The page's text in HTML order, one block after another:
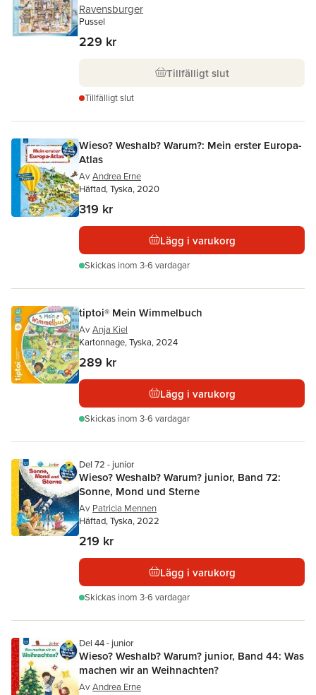
Ravensburger
Pussel
229 kr
Tillfälligt slut
Tillfälligt slut
Wieso? Weshalb? Warum?: Mein erster Europa-
Atlas
Av Andrea Erne
Häftad, Tyska, 2020
319 kr
Lägg i varukorg
Skickas inom 3-6 vardagar
tiptoi® Mein Wimmelbuch
Av Anja Kiel
Kartonnage, Tyska, 2024
289 kr
Lägg i varukorg
Skickas inom 3-6 vardagar
Del 72 - junior
Wieso? Weshalb? Warum? junior, Band 72:
Sonne, Mond und Sterne
Av Patricia Mennen
Häftad, Tyska, 2022
219 kr
Lägg i varukorg
Skickas inom 3-6 vardagar
Del 44 - junior
Wieso? Weshalb? Warum? junior, Band 44: Was
machen wir an Weihnachten?
Av Andrea Erne